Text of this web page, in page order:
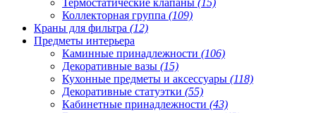
Коллекторная группа (109)
Краны для фильтра (12)
Предметы интерьера
Каминные принадлежности (106)
Декоративные вазы (15)
Кухонные предметы и аксессуары (118)
Декоративные статуэтки (55)
Кабинетные принадлежности (43)